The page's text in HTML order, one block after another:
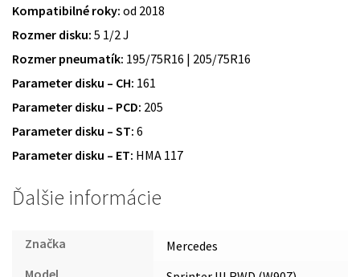
Kompatibilné roky: od 2018
Rozmer disku: 5 1/2 J
Rozmer pneumatík: 195/75R16 | 205/75R16
Parameter disku – CH: 161
Parameter disku – PCD: 205
Parameter disku – ST: 6
Parameter disku – ET: HMA 117
Ďalšie informácie
Značka
Mercedes